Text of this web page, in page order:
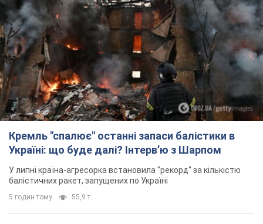
Кремль "спалює" останні запаси балістики в
Україні: що буде далі? Інтерв’ю з Шарпом
У липні країна-агресорка встановила "рекорд" за кількістю
балістичних ракет, запущених по Україні
5 годин тому 55,9 т.